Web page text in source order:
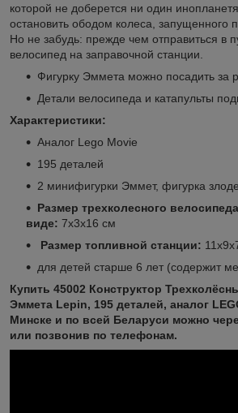
которой не доберется ни один
остановить ободом колеса, запущенного
Но не забудь: прежде чем отправиться в
велосипед на заправочной станции.
Фигурку Эммета можно посадить за
Детали велосипеда и катапульты
Характеристики:
Аналог Lego Movie
195 деталей
2 минифигурки Эммет, фигурка
Размер трехколесного
виде: 7х3х16 см
Размер топливной станции:
для детей старше 6 лет (содержит
Купить 45002 Конструктор
Эммета Lepin, 195 деталей, аналог
Минске и по всей Беларуси можно
или позвонив по телефонам.